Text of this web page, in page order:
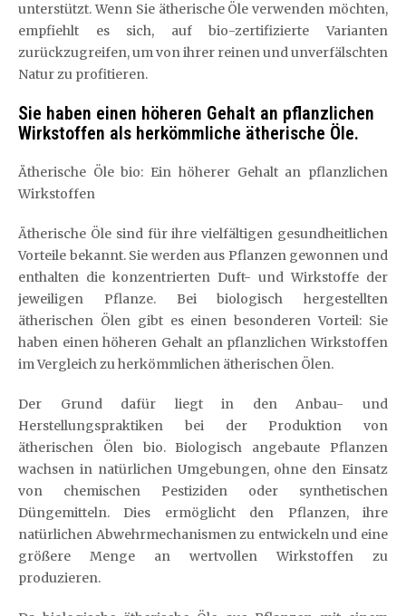
unterstützt. Wenn Sie ätherische Öle verwenden möchten,
empfiehlt es sich, auf bio-zertifizierte Varianten
zurückzugreifen, um von ihrer reinen und unverfälschten
Natur zu profitieren.
Sie haben einen höheren Gehalt an pflanzlichen
Wirkstoffen als herkömmliche ätherische Öle.
Ätherische Öle bio: Ein höherer Gehalt an pflanzlichen
Wirkstoffen
Ätherische Öle sind für ihre vielfältigen gesundheitlichen
Vorteile bekannt. Sie werden aus Pflanzen gewonnen und
enthalten die konzentrierten Duft- und Wirkstoffe der
jeweiligen Pflanze. Bei biologisch hergestellten
ätherischen Ölen gibt es einen besonderen Vorteil: Sie
haben einen höheren Gehalt an pflanzlichen Wirkstoffen
im Vergleich zu herkömmlichen ätherischen Ölen.
Der Grund dafür liegt in den Anbau- und
Herstellungspraktiken bei der Produktion von
ätherischen Ölen bio. Biologisch angebaute Pflanzen
wachsen in natürlichen Umgebungen, ohne den Einsatz
von chemischen Pestiziden oder synthetischen
Düngemitteln. Dies ermöglicht den Pflanzen, ihre
natürlichen Abwehrmechanismen zu entwickeln und eine
größere Menge an wertvollen Wirkstoffen zu
produzieren.